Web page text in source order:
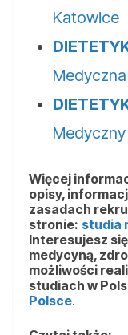
Katowice
Więcej
opisy,
zasadach
stronie: studia
Interesujesz
medycyną,
możliwości
studiach w
Polsce.